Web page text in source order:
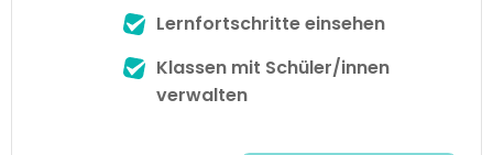
Lernfortschritte einsehen
Klassen mit Schüler/innen
verwalten